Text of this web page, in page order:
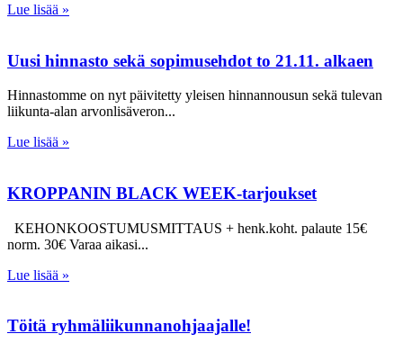
Lue lisää »
Uusi hinnasto sekä sopimusehdot to 21.11. alkaen
Hinnastomme on nyt päivitetty yleisen hinnannousun sekä tulevan
liikunta-alan arvonlisäveron
Lue lisää »
KROPPANIN BLACK WEEK-tarjoukset
KEHONKOOSTUMUSMITTAUS + henk.koht. palaute 15€
norm. 30€ Varaa aikasi
Lue lisää »
Töitä ryhmäliikunnanohjaajalle!